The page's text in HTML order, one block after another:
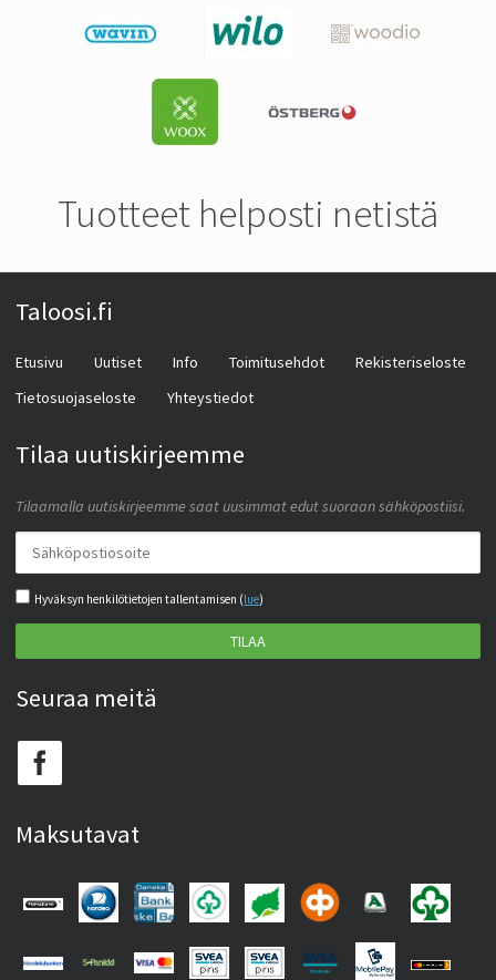
Tuotteet helposti netistä
Taloosi.fi
Etusivu Uutiset Info Toimitusehdot
Rekisteriseloste
Tietosuojaseloste
Yhteystiedot
Tilaa uutiskirjeemme
Tilaamalla uutiskirjeemme saat uusimmat edut suoraan sähköpostiisi.
Hyväksyn henkilötietojen tallentamisen (lue)
TILAA
Seuraa meitä
Maksutavat